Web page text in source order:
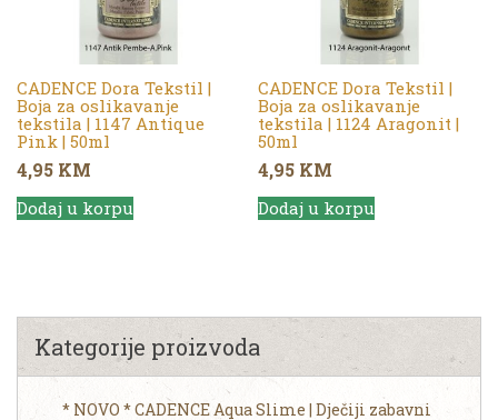
CADENCE Dora Tekstil |
Boja za oslikavanje
tekstila | 1147 Antique
Pink | 50ml
4,95 KM
Dodaj u korpu
CADENCE Dora Tekstil |
Boja za oslikavanje
tekstila | 1124 Aragonit |
50ml
4,95 KM
Dodaj u korpu
Kategorije proizvoda
* NOVO * CADENCE Aqua Slime | Dječiji zabavni